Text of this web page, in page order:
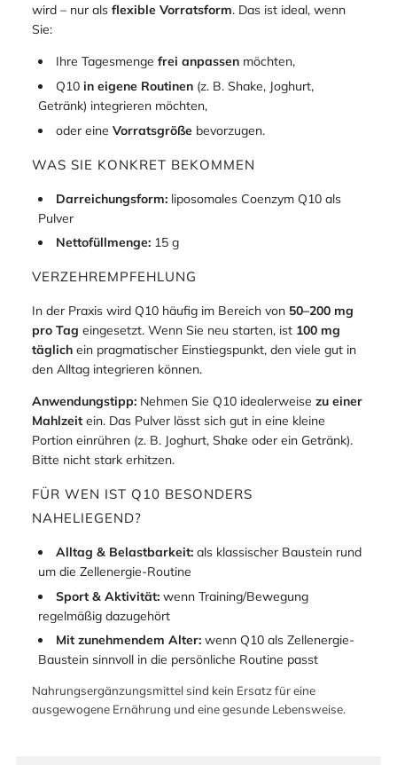
wird – nur als flexible Vorratsform. Das ist ideal, wenn
Sie:
Ihre Tagesmenge frei anpassen möchten,
Q10 in eigene Routinen (z. B. Shake, Joghurt,
Getränk) integrieren möchten,
oder eine Vorratsgröße bevorzugen.
WAS SIE KONKRET BEKOMMEN
Darreichungsform: liposomales Coenzym Q10 als
Pulver
Nettofüllmenge: 15 g
VERZEHREMPFEHLUNG
In der Praxis wird Q10 häufig im Bereich von 50–200 mg
pro Tag eingesetzt. Wenn Sie neu starten, ist 100 mg
täglich ein pragmatischer Einstiegspunkt, den viele gut in
den Alltag integrieren können.
Anwendungstipp: Nehmen Sie Q10 idealerweise zu einer
Mahlzeit ein. Das Pulver lässt sich gut in eine kleine
Portion einrühren (z. B. Joghurt, Shake oder ein Getränk).
Bitte nicht stark erhitzen.
FÜR WEN IST Q10 BESONDERS
NAHELIEGEND?
Alltag & Belastbarkeit: als klassischer Baustein rund
um die Zellenergie-Routine
Sport & Aktivität: wenn Training/Bewegung
regelmäßig dazugehört
Mit zunehmendem Alter: wenn Q10 als Zellenergie-
Baustein sinnvoll in die persönliche Routine passt
Nahrungsergänzungsmittel sind kein Ersatz für eine
ausgewogene Ernährung und eine gesunde Lebensweise.